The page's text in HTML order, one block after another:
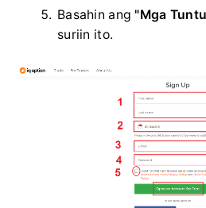
Basahin ang"Mga
suriin ito.